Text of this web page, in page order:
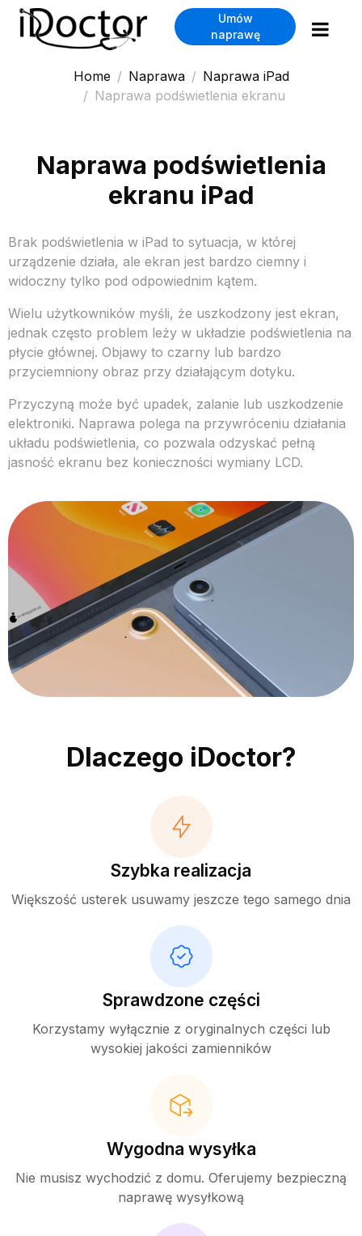
Umów
naprawę
Home Naprawa
Naprawa iPad
Naprawa podświetlenia ekranu
Naprawa podświetlenia
ekranu iPad
Brak podświetlenia w iPad to sytuacja, w której
urządzenie działa, ale ekran jest bardzo ciemny i
widoczny tylko pod odpowiednim kątem.
Wielu użytkowników myśli, że uszkodzony jest ekran,
jednak często problem leży w układzie podświetlenia na
płycie głównej. Objawy to czarny lub bardzo
przyciemniony obraz przy działającym dotyku.
Przyczyną może być upadek, zalanie lub uszkodzenie
elektroniki. Naprawa polega na przywróceniu działania
układu podświetlenia, co pozwala odzyskać pełną
jasność ekranu bez konieczności wymiany LCD.
Dlaczego iDoctor?
Szybka realizacja
Większość usterek usuwamy jeszcze tego samego dnia
Sprawdzone części
Korzystamy wyłącznie z oryginalnych części lub
wysokiej jakości zamienników
Wygodna wysyłka
Nie musisz wychodzić z domu. Oferujemy bezpieczną
naprawę wysyłkową